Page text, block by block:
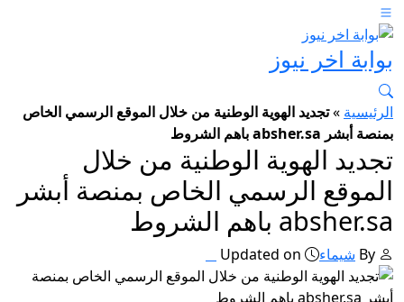
بوابة اخر نيوز
الرئيسية »تجديد الهوية الوطنية من خلال الموقع الرسمي الخاص
بمنصة أبشر absher.sa باهم الشروط
تجديد الهوية الوطنية من خلال
الموقع الرسمي الخاص بمنصة أبشر
absher.sa باهم الشروط
By شيماء Updated on